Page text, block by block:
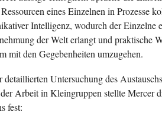
eines Einzelnen in Prozesse
Intelligenz, wodurch der Einzelne
der Welt erlangt und praktische
mit den Gegebenheiten umzugehen.
detaillierten Untersuchung des
Arbeit in Kleingruppen stellte Mercer
fest: